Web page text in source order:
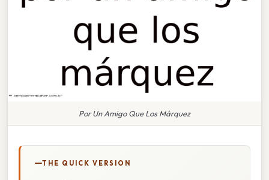
Por Un Amigo Que Los Márquez
THE QUICK VERSION